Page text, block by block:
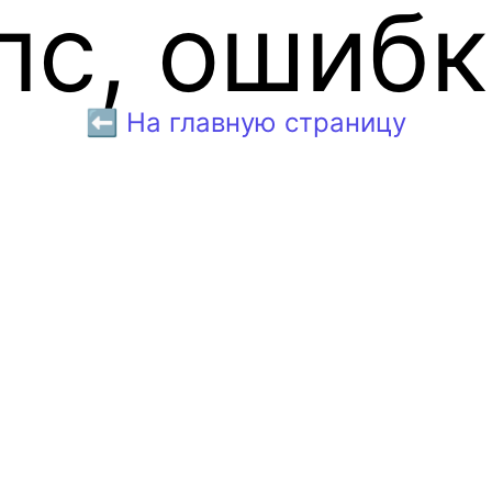
⬅️ На главную страницу